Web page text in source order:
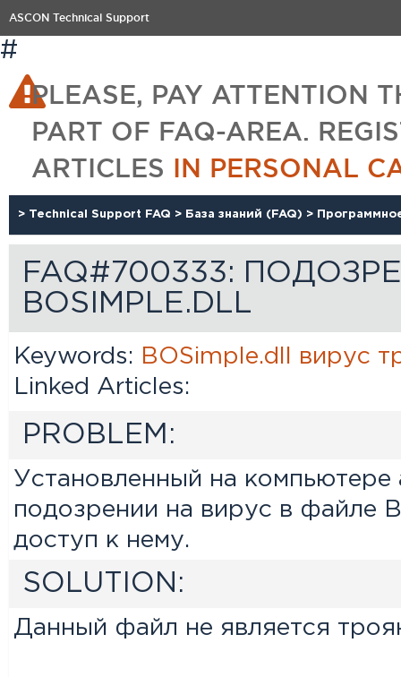
ASCON Technical Support
#
PLEASE, PAY ATTENTION
PART OF FAQ-AREA.
ARTICLES IN PERSONAL
> Technical Support FAQ > База знаний (FAQ) >
FAQ#700333:
BOSIMPLE.DLL
Keywords: BOSimple.dll вирус
Linked Articles:
PROBLEM:
Установленный на
подозрении на вирус в файле
доступ к нему.
SOLUTION:
Данный файл не является